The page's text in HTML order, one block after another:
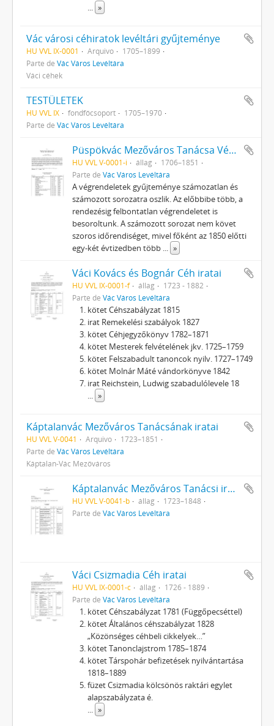
... »
Vác városi céhiratok levéltári gyűjteménye
HU VVL IX-0001 Arquivo
1705–1899
Parte de Vác Város Levéltára
Váci céhek
TESTÜLETEK
HU VVL IX fondfőcsoport
1705–1970
Parte de Vác Város Levéltára
Püspökvác Mezőváros Tanácsa Végrendeletek
HU VVL V-0001-i állag
1706–1851
Parte de Vác Város Levéltára
A végrendeletek gyűjteménye számozatlan és
számozott sorozatra oszlik. Az előbbibe több, a
rendezésig felbontatlan végrendeletet is
besoroltunk. A számozott sorozat nem követ
szoros időrendiséget, mivel főként az 1850 előtti
egy-két évtizedben több ... »
Váci Kovács és Bognár Céh iratai
HU VVL IX-0001-f állag
1723 - 1882
Parte de Vác Város Levéltára
kötet Céhszabályzat 1815
irat Remekelési szabályok 1827
kötet Céhjegyzőkönyv 1782–1871
kötet Mesterek felvételének jkv. 1725–1759
kötet Felszabadult tanoncok nyilv. 1727–1749
kötet Molnár Máté vándorkönyve 1842
irat Reichstein, Ludwig szabadulólevele 18
... »
Káptalanvác Mezőváros Tanácsának iratai
HU VVL V-0041 Arquivo
1723–1851
Parte de Vác Város Levéltára
Káptalan-Vác Mezőváros
Káptalanvác Mezőváros Tanácsi iratok
HU VVL V-0041-b állag
1723–1848
Parte de Vác Város Levéltára
Váci Csizmadia Céh iratai
HU VVL IX-0001-c állag
1726 - 1889
Parte de Vác Város Levéltára
kötet Céhszabályzat 1781 (Függőpecséttel)
kötet Általános céhszabályzat 1828
„Közönséges céhbeli cikkelyek…”
kötet Tanonclajstrom 1785–1874
kötet Társpohár befizetések nyilvántartása
1818–1889
füzet Csizmadia kölcsönös raktári egylet
alapszabályzata é.
... »